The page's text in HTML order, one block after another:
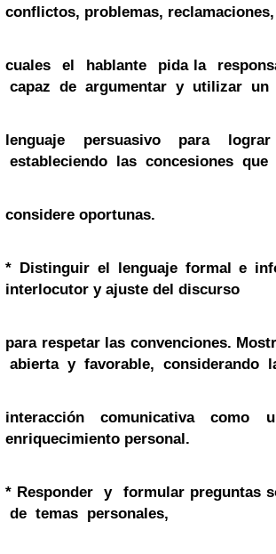
conflictos, problemas,
cuales el hablante pida la
capaz de argumentar y utilizar un
lenguaje persuasivo para
estableciendo las concesiones que
considere oportunas.
* Distinguir el lenguaje formal e
interlocutor y ajuste del discurso
para respetar las convenciones.
abierta y favorable, considerando
interacción comunicativa como
enriquecimiento personal.
* Responder y formular preguntas
de temas personales,